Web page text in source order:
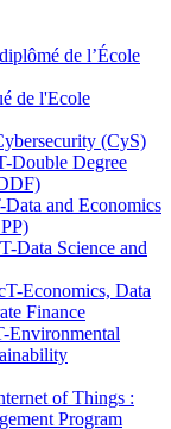
de l’École
de l'Ecole
(CyS)
Double Degree
and Economics
Data Science and
Economics, Data
Finance
Environmental
of Things :
Program